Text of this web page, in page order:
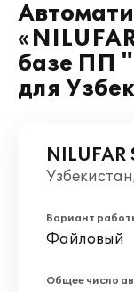
базе ПП
для
NILUFAR
Вариант
Файловый
Общее число